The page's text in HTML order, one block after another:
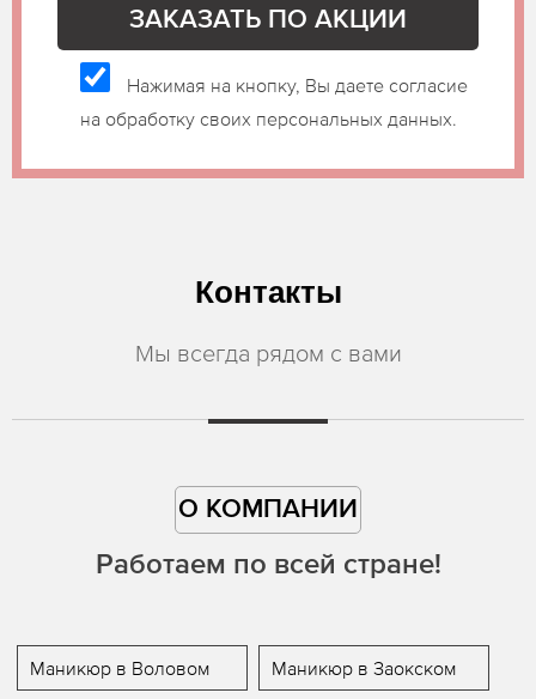
Нажимая на кнопку, Вы даете согласие
на обработку своих персональных данных.
Контакты
Мы всегда рядом с вами
О КОМПАНИИ
Работаем по всей стране!
Маникюр в Воловом Маникюр в Заокском